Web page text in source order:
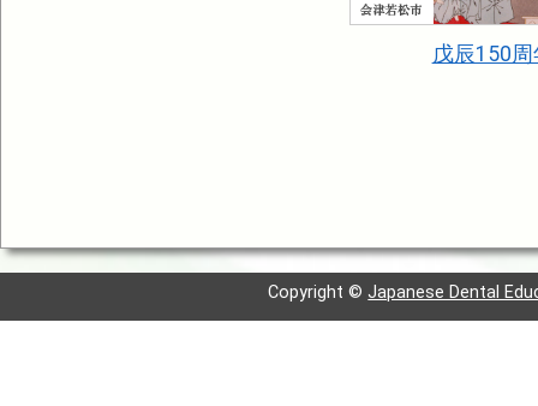
戊辰150周
Copyright ©Japanese Dental